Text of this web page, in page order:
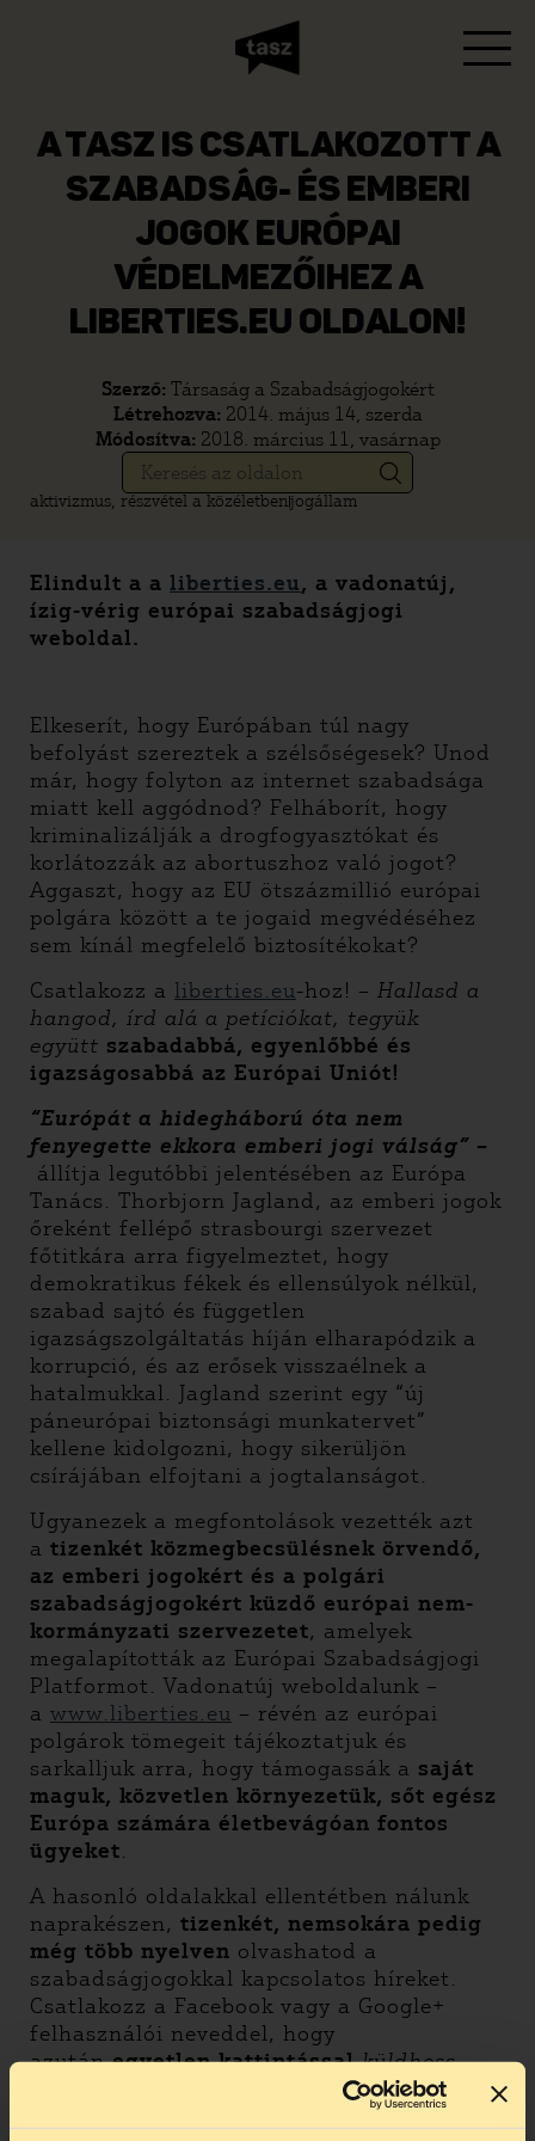
A TASZ IS CSATLAKOZOTT A
SZABADSÁG- ÉS EMBERI
JOGOK EURÓPAI
VÉDELMEZŐIHEZ A
LIBERTIES.EU OLDALON!
Szerző: Társaság a Szabadságjogokért
Létrehozva: 2014. május 14, szerda
Módosítva: 2018. március 11, vasárnap
aktivizmus, részvétel a közéletbenjogállam
Elindult a a liberties.eu, a vadonatúj,
ízig-vérig európai szabadságjogi
weboldal.
Elkeserít, hogy Európában túl nagy
befolyást szereztek a szélsőségesek? Unod
már, hogy folyton az internet szabadsága
miatt kell aggódnod? Felháborít, hogy
kriminalizálják a drogfogyasztókat és
korlátozzák az abortuszhoz való jogot?
Aggaszt, hogy az EU ötszázmillió európai
polgára között a te jogaid megvédéséhez
sem kínál megfelelő biztosítékokat?
Csatlakozz a liberties.eu-hoz! – Hallasd a
hangod, írd alá a petíciókat, tegyük
együtt szabadabbá, egyenlőbbé és
igazságosabbá az Európai Uniót!
“Európát a hidegháború óta nem
fenyegette ekkora emberi jogi válság” –
állítja legutóbbi jelentésében az Európa
Tanács. Thorbjorn Jagland, az emberi jogok
őreként fellépő strasbourgi szervezet
főtitkára arra figyelmeztet, hogy
demokratikus fékek és ellensúlyok nélkül,
szabad sajtó és független
igazságszolgáltatás híján elharapódzik a
korrupció, és az erősek visszaélnek a
hatalmukkal. Jagland szerint egy “új
páneurópai biztonsági munkatervet”
kellene kidolgozni, hogy sikerüljön
csírájában elfojtani a jogtalanságot.
Ugyanezek a megfontolások vezették azt
a tizenkét közmegbecsülésnek örvendő,
az emberi jogokért és a polgári
szabadságjogokért küzdő európai nem-
kormányzati szervezetet, amelyek
megalapították az Európai Szabadságjogi
Platformot. Vadonatúj weboldalunk –
a www.liberties.eu – révén az európai
polgárok tömegeit tájékoztatjuk és
sarkalljuk arra, hogy támogassák a saját
maguk, közvetlen környezetük, sőt egész
Európa számára életbevágóan fontos
ügyeket.
A hasonló oldalakkal ellentétben nálunk
naprakészen, tizenkét, nemsokára pedig
még több nyelven olvashatod a
szabadságjogokkal kapcsolatos híreket.
Csatlakozz a Facebook vagy a Google+
felhasználói neveddel, hogy
azutánegyetlen kattintással küldhess
nyílt leveleket, írj alá petíciókat, szavazz,
vagy igényelj közérdekű adatokat. Kövess